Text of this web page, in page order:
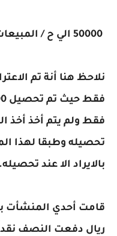
نلاحظ هنا أنة تم
فقط ولم يتم أخذ أخذ
تحصيله وطبقا لهذا
بالايراد الا عند تحصيله.
ريال دفعت النصف